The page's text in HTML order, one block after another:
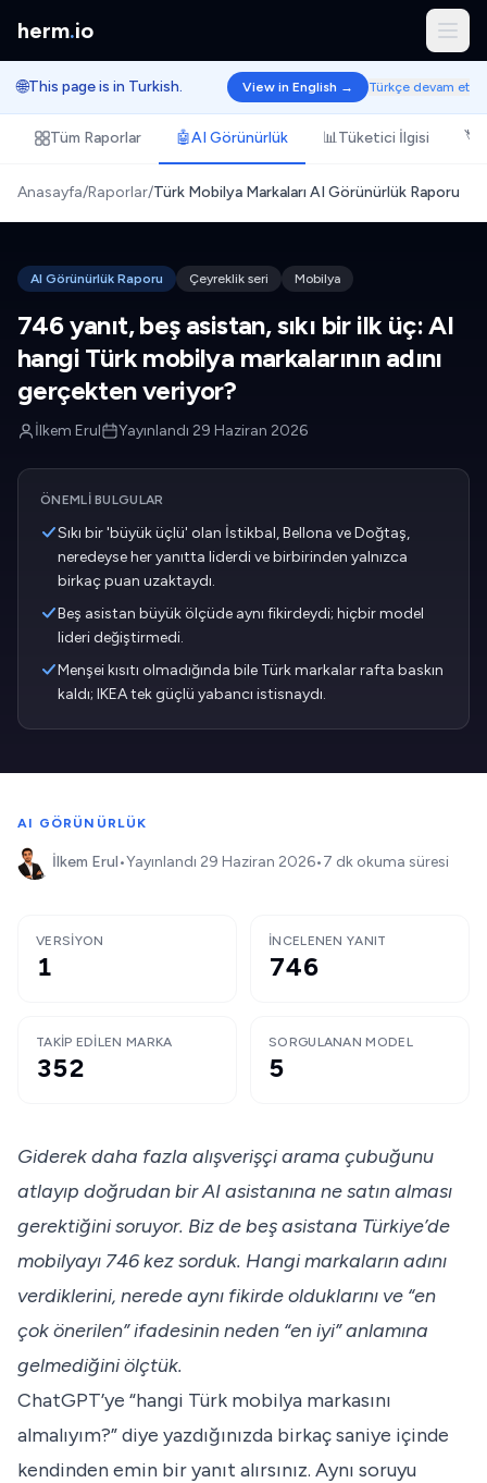
herm.io
🌐This page is in Turkish. View in English → Türkçe devam et
Tüm Raporlar 🤖AI Görünürlük 📊Tüketici İlgisi 🏷️
Anasayfa/Raporlar/Türk Mobilya Markaları AI Görünürlük Raporu
AI Görünürlük Raporu Çeyreklik seri Mobilya
746 yanıt, beş asistan, sıkı bir ilk üç: AI
hangi Türk mobilya markalarının adını
gerçekten veriyor?
İlkem Erul Yayınlandı 29 Haziran 2026
ÖNEMLI BULGULAR
Sıkı bir 'büyük üçlü' olan İstikbal, Bellona ve Doğtaş,
neredeyse her yanıtta liderdi ve birbirinden yalnızca
birkaç puan uzaktaydı.
Beş asistan büyük ölçüde aynı fikirdeydi; hiçbir model
lideri değiştirmedi.
Menşei kısıtı olmadığında bile Türk markalar rafta baskın
kaldı; IKEA tek güçlü yabancı istisnaydı.
AI GÖRÜNÜRLÜK
İlkem Erul•Yayınlandı 29 Haziran 2026•7 dk okuma süresi
VERSIYON
1
İNCELENEN YANIT
746
TAKIP EDILEN MARKA
352
SORGULANAN MODEL
5
Giderek daha fazla alışverişçi arama çubuğunu
atlayıp doğrudan bir AI asistanına ne satın alması
gerektiğini soruyor. Biz de beş asistana Türkiye’de
mobilyayı 746 kez sorduk. Hangi markaların adını
verdiklerini, nerede aynı fikirde olduklarını ve “en
çok önerilen” ifadesinin neden “en iyi” anlamına
gelmediğini ölçtük.
ChatGPT’ye “hangi Türk mobilya markasını
almalıyım?” diye yazdığınızda birkaç saniye içinde
kendinden emin bir yanıt alırsınız. Aynı soruyu